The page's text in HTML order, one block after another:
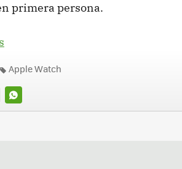
primera persona.
WHATSAPP
Apple Watch